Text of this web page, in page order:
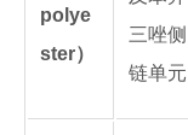
polye
ster）
三唑侧
链单元